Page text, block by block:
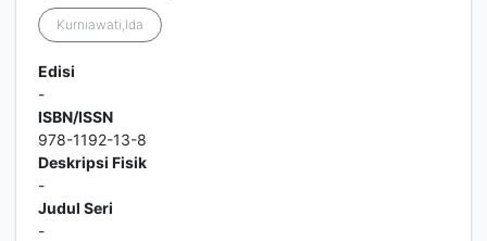
Kurniawati,Ida
Edisi
-
ISBN/ISSN
978-1192-13-8
Deskripsi Fisik
-
Judul Seri
-